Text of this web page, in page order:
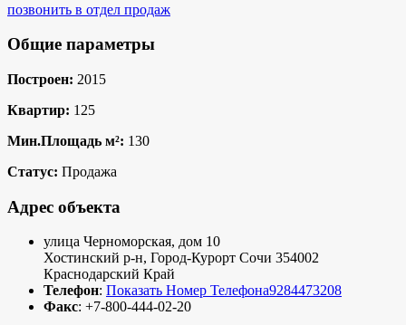
позвонить в отдел продаж
Общие параметры
Построен: 2015
Квартир: 125
Мин.Площадь м²: 130
Статус: Продажа
Адрес объекта
улица Черноморская, дом 10
Хостинский р-н, Город-Курорт Сочи 354002
Краснодарский Край
Телефон: Показать Номер Телефона9284473208
Факс: +7-800-444-02-20